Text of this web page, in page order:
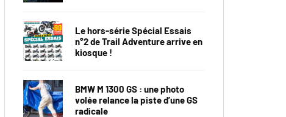
Le hors-série Spécial Essais
n°2 de Trail Adventure arrive en
kiosque !
BMW M 1300 GS : une photo
volée relance la piste d’une GS
radicale